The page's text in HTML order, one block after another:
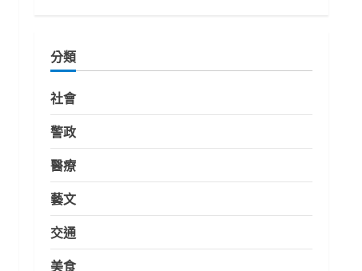
分類
社會
警政
醫療
藝文
交通
美食